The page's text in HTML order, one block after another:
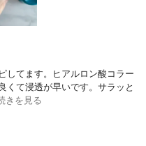
してます。ヒアルロン酸コラー
くて浸透が早いです。サラッと
きを見る